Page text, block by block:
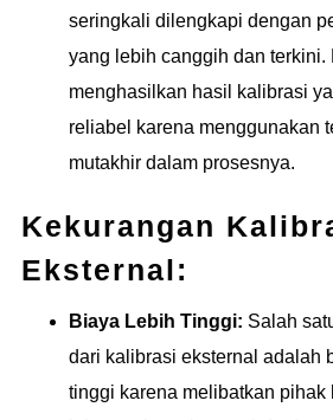
seringkali dilengkapi dengan
yang lebih canggih dan terkini.
menghasilkan hasil kalibrasi
reliabel karena menggunakan
mutakhir dalam prosesnya.
Kekurangan
Eksternal:
Biaya Lebih Tinggi: Salah
dari kalibrasi eksternal adalah
tinggi karena melibatkan pihak